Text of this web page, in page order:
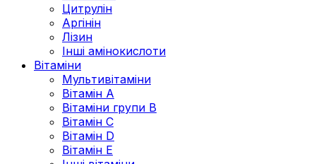
Цитрулін
Аргінін
Лізин
Інші амінокислоти
Вітаміни
Мультивітаміни
Вітамін А
Вітаміни групи В
Вітамін C
Вітамін D
Вітамін Е